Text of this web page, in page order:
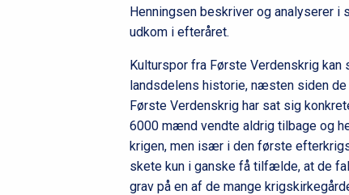
Henningsen beskriver og analyserer i
udkom i efteråret.
Kulturspor fra Første Verdenskrig
landsdelens historie, næsten siden
Første Verdenskrig har sat sig
6000 mænd vendte aldrig tilbage og
krigen, men især i den første
skete kun i ganske få tilfælde, at de
grav på en af de mange